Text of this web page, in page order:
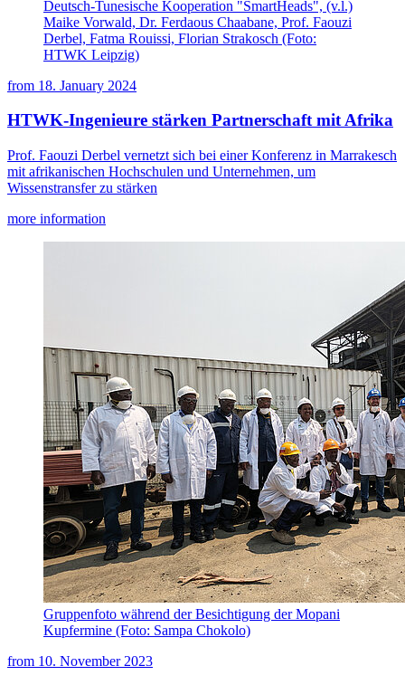
Deutsch-Tunesische Kooperation "SmartHeads", (v.l.)
Maike Vorwald, Dr. Ferdaous Chaabane, Prof. Faouzi
Derbel, Fatma Rouissi, Florian Strakosch (Foto:
HTWK Leipzig)
from 18. January 2024
HTWK-Ingenieure stärken Partnerschaft mit Afrika
Prof. Faouzi Derbel vernetzt sich bei einer Konferenz in Marrakesch
mit afrikanischen Hochschulen und Unternehmen, um
Wissenstransfer zu stärken
more information
Gruppenfoto während der Besichtigung der Mopani
Kupfermine (Foto: Sampa Chokolo)
from 10. November 2023